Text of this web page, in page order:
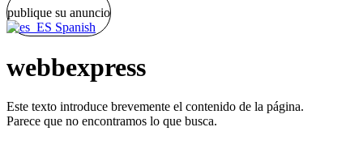
publique su anuncio
Spanish
webbexpress
Este texto introduce brevemente el contenido de la página.
Parece que no encontramos lo que busca.